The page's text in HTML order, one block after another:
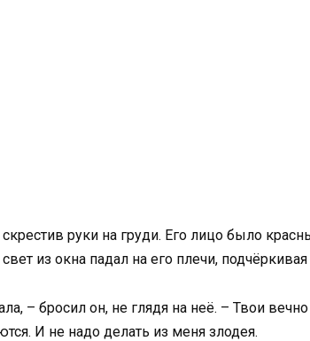
руки на груди. Его лицо было
из окна падал на его плечи,
– бросил он, не глядя на неё. – Твои
И не надо делать из меня злодея.